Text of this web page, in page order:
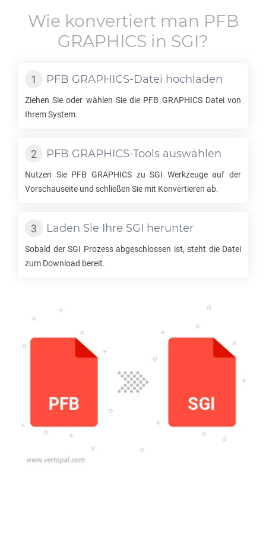
Wie konvertiert man PFB
GRAPHICS in SGI?
PFB GRAPHICS-Datei hochladen
Ziehen Sie oder wählen Sie die PFB GRAPHICSDatei von
Ihrem System.
PFB GRAPHICS-Tools auswählen
Nutzen Sie PFB GRAPHICSzuSGI Werkzeuge auf der
Vorschauseite und schließen Sie mit Konvertieren ab.
Laden Sie Ihre SGI herunter
Sobald der SGI Prozess abgeschlossen ist, steht die Datei
zum Download bereit.